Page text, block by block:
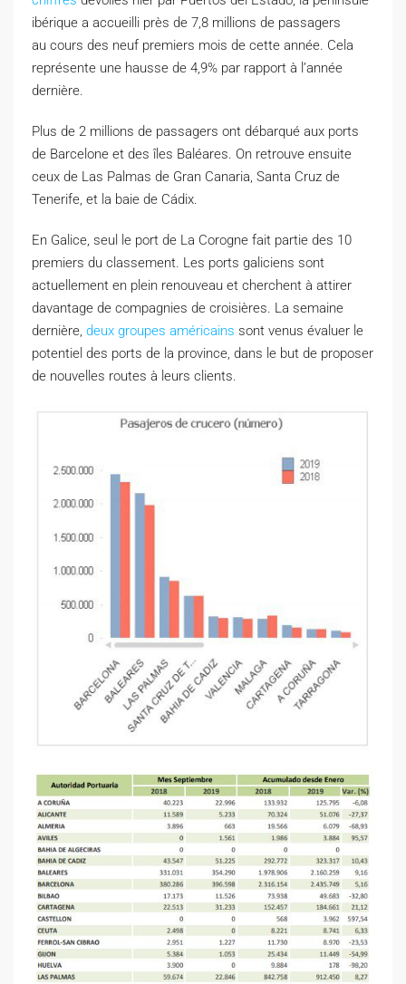
ibérique a accueilli près de 7,8 millions de passagers
au cours des neuf premiers mois de cette année. Cela
représente une hausse de 4,9% par rapport à l’année
dernière.
Plus de 2 millions de passagers ont débarqué aux ports
de Barcelone et des îles Baléares. On retrouve ensuite
ceux de Las Palmas de Gran Canaria, Santa Cruz de
Tenerife, et la baie de Cádix.
En Galice, seul le port de La Corogne fait partie des 10
premiers du classement. Les ports galiciens sont
actuellement en plein renouveau et cherchent à attirer
davantage de compagnies de croisières. La semaine
dernière, deux groupes américains sont venus évaluer le
potentiel des ports de la province, dans le but de proposer
de nouvelles routes à leurs clients.